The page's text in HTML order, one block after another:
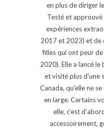
en plus de diriger
Testé et approuvé
expériences
2017 et 2023) et de
filles qui ont peur
2020). Elle a lancé
et visité plus d'une
Canada, qu'elle ne
en large. Certains
elle, c’est
accessoirement,